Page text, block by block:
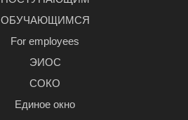
ОБУЧАЮЩИМСЯ
For employees
ЭИОС
СОКО
Единое окно